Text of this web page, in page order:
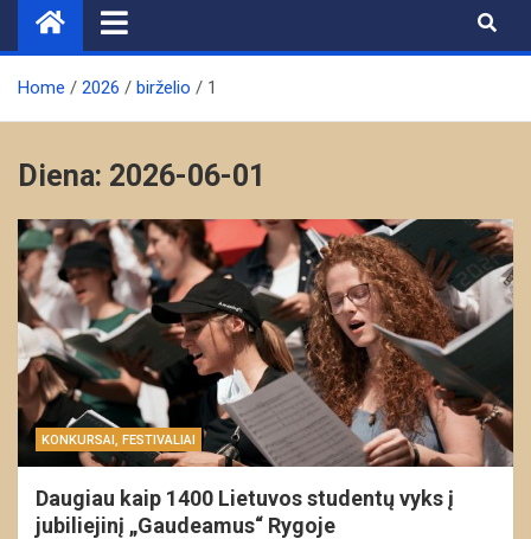
Home 2026 birželio 1
Diena: 2026-06-01
KONKURSAI, FESTIVALIAI
Daugiau kaip 1400 Lietuvos studentų vyks į
jubiliejinį „Gaudeamus“ Rygoje